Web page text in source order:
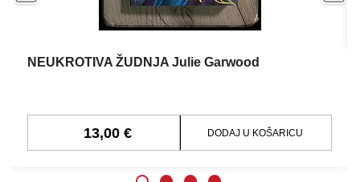
NEUKROTIVA ŽUDNJA Julie Garwood
13,00 € DODAJ U KOŠARICU